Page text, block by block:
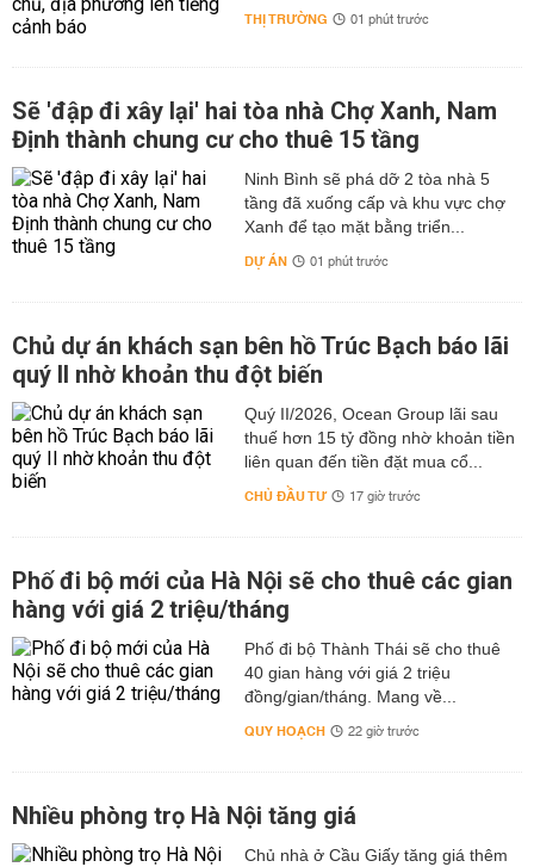
THỊ TRƯỜNG 01 phút trước
Sẽ 'đập đi xây lại' hai tòa nhà Chợ Xanh, Nam
Định thành chung cư cho thuê 15 tầng
Ninh Bình sẽ phá dỡ 2 tòa nhà 5
tầng đã xuống cấp và khu vực chợ
Xanh để tạo mặt bằng triển...
DỰ ÁN 01 phút trước
Chủ dự án khách sạn bên hồ Trúc Bạch báo lãi
quý II nhờ khoản thu đột biến
Quý II/2026, Ocean Group lãi sau
thuế hơn 15 tỷ đồng nhờ khoản tiền
liên quan đến tiền đặt mua cổ...
CHỦ ĐẦU TƯ 17 giờ trước
Phố đi bộ mới của Hà Nội sẽ cho thuê các gian
hàng với giá 2 triệu/tháng
Phố đi bộ Thành Thái sẽ cho thuê
40 gian hàng với giá 2 triệu
đồng/gian/tháng. Mang về...
QUY HOẠCH 22 giờ trước
Nhiều phòng trọ Hà Nội tăng giá
Chủ nhà ở Cầu Giấy tăng giá thêm